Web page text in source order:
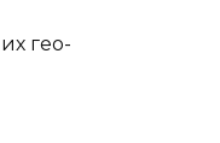
гео-